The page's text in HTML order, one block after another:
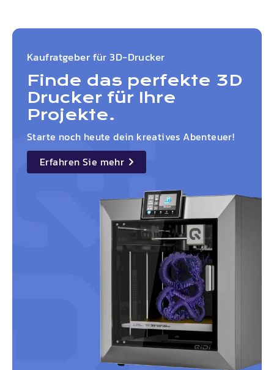
Kaufratgeber für 3D-Drucker
Finde das perfekte 3D
Drucker für Ihre
Projekte.
Starte noch heute dein kreatives Abenteuer!
details
Erfahren Sie mehr